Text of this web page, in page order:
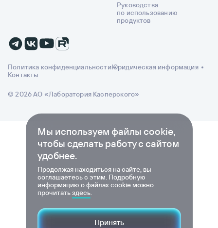
Руководства
по использованию
продуктов
© 2026 АО «Лаборатория Касперского»
Политика конфиденциальностиЮридическая информация
Контакты
Мы используем файлы cookie,
чтобы сделать работу с сайтом
удобнее.
Продолжая находиться на сайте, вы
соглашаетесь с этим. Подробную
информацию о файлах cookie можно
прочитатьздесь.
Принять